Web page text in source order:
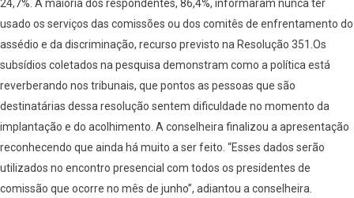
24,7%. A maioria dos respondentes, 86,4%, informaram nunca ter
usado os serviços das comissões ou dos comitês de enfrentamento do
assédio e da discriminação, recurso previsto na Resolução 351.Os
subsídios coletados na pesquisa demonstram como a política está
reverberando nos tribunais, que pontos as pessoas que são
destinatárias dessa resolução sentem dificuldade no momento da
implantação e do acolhimento. A conselheira finalizou a apresentação
reconhecendo que ainda há muito a ser feito. “Esses dados serão
utilizados no encontro presencial com todos os presidentes de
comissão que ocorre no mês de junho”, adiantou a conselheira.